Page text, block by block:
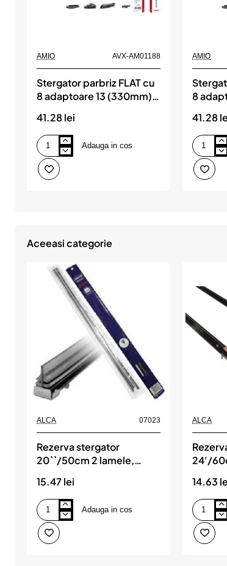
AMIO AVX-AM01188
Stergator parbriz FLAT cu
8 adaptoare 13 (330mm)
41.28 lei
Stergator
parbriz
FLAT
cu
Adauga in cos
AMIO
8
41.28
Stergator
parbriz
FLAT
cu
Aceeasi categorie
ALCA 07023
Rezerva stergator
20``/50cm 2 lamele,
15.47 lei
Rezerva
stergator
20``/50cm
2
Adauga in cos
ALCA
24'/
14.63
Rezerva
stergator
24'/60cm
2